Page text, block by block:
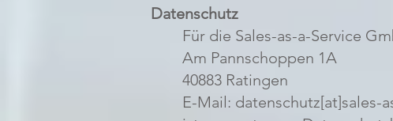
Datenschutz
Für die Sales-as-a-Service
Am Pannschoppen 1A
40883 Ratingen
E-Mail: datenschutz[at]sales-